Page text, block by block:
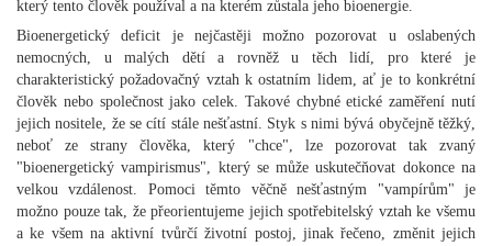
který tento člověk používal a na kterém zůstala jeho bioenergie.
Bioenergetický deficit je nejčastěji možno pozorovat u oslabených
nemocných, u malých dětí a rovněž u těch lidí, pro které je
charakteristický požadovačný vztah k ostatním lidem, ať je to konkrétní
člověk nebo společnost jako celek. Takové chybné etické zaměření nutí
jejich nositele, že se cítí stále nešťastní. Styk s nimi bývá obyčejně těžký,
neboť ze strany člověka, který "chce", lze pozorovat tak zvaný
"bioenergetický vampirismus", který se může uskutečňovat dokonce na
velkou vzdálenost. Pomoci těmto věčně nešťastným "vampírům" je
možno pouze tak, že přeorientujeme jejich spotřebitelský vztah ke všemu
a ke všem na aktivní tvůrčí životní postoj, jinak řečeno, změnit jejich